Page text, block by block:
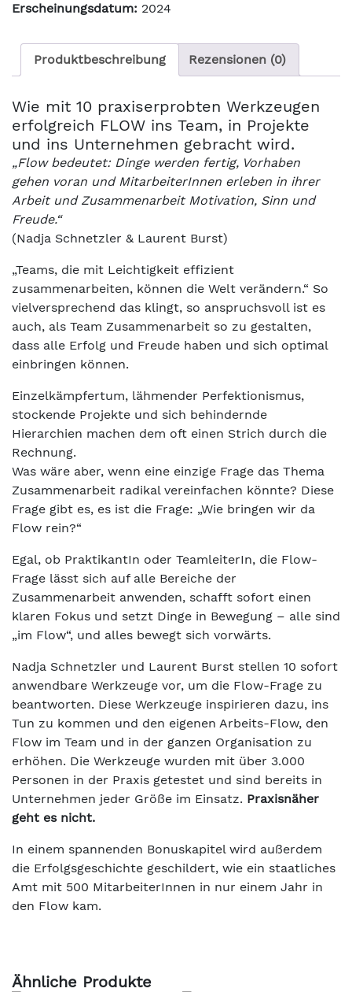
Erscheinungsdatum: 2024
Produktbeschreibung Rezensionen (0)
Wie mit 10 praxiserprobten Werkzeugen
erfolgreich FLOW ins Team, in Projekte
und ins Unternehmen gebracht wird.
„Flow bedeutet: Dinge werden fertig, Vorhaben
gehen voran und MitarbeiterInnen erleben in ihrer
Arbeit und Zusammenarbeit Motivation, Sinn und
Freude.“
(Nadja Schnetzler & Laurent Burst)
„Teams, die mit Leichtigkeit effizient
zusammenarbeiten, können die Welt verändern.“ So
vielversprechend das klingt, so anspruchsvoll ist es
auch, als Team Zusammenarbeit so zu gestalten,
dass alle Erfolg und Freude haben und sich optimal
einbringen können.
Einzelkämpfertum, lähmender Perfektionismus,
stockende Projekte und sich behindernde
Hierarchien machen dem oft einen Strich durch die
Rechnung.
Was wäre aber, wenn eine einzige Frage das Thema
Zusammenarbeit radikal vereinfachen könnte? Diese
Frage gibt es, es ist die Frage: „Wie bringen wir da
Flow rein?“
Egal, ob PraktikantIn oder TeamleiterIn, die Flow-
Frage lässt sich auf alle Bereiche der
Zusammenarbeit anwenden, schafft sofort einen
klaren Fokus und setzt Dinge in Bewegung – alle sind
„im Flow“, und alles bewegt sich vorwärts.
Nadja Schnetzler und Laurent Burst stellen 10 sofort
anwendbare Werkzeuge vor, um die Flow-Frage zu
beantworten. Diese Werkzeuge inspirieren dazu, ins
Tun zu kommen und den eigenen Arbeits-Flow, den
Flow im Team und in der ganzen Organisation zu
erhöhen. Die Werkzeuge wurden mit über 3.000
Personen in der Praxis getestet und sind bereits in
Unternehmen jeder Größe im Einsatz. Praxisnäher
geht es nicht.
In einem spannenden Bonuskapitel wird außerdem
die Erfolgsgeschichte geschildert, wie ein staatliches
Amt mit 500 MitarbeiterInnen in nur einem Jahr in
den Flow kam.
Ähnliche Produkte